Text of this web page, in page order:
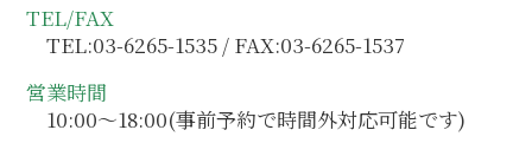
TEL/FAX
TEL:03-6265-1535 / FAX:03-6265-1537
営業時間
10:00～18:00(事前予約で時間外対応可能です)